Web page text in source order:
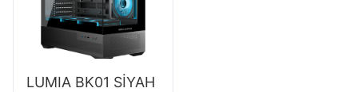
LUMIA BK01 SİYAH